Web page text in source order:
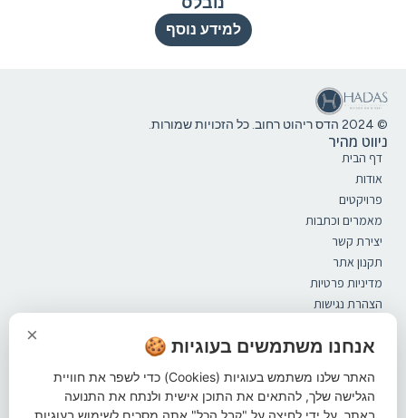
למידע נוסף
© 2024 הדס ריהוט רחוב. כל הזכויות שמורות.
ניווט מהיר
דף הבית
אודות
פרויקטים
מאמרים וכתבות
יצירת קשר
תקנון אתר
מדיניות פרטיות
הצהרת נגישות
אשפתונים
פתרונות הצללה
× אנחנו משתמשים בעוגיות 🍪
האתר שלנו משתמש בעוגיות (Cookies) כדי לשפר את חוויית
הגלישה שלך, להתאים את התוכן אישית ולנתח את התנועה
באתר. על ידי לחיצה על "קבל הכל" אתה מסכים לשימוש בעוגיות.